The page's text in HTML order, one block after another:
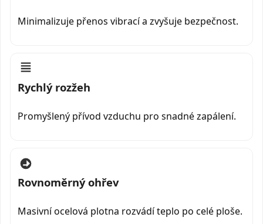
Minimalizuje přenos vibrací a zvyšuje bezpečnost.
Rychlý rozžeh
Promyšlený přívod vzduchu pro snadné zapálení.
Rovnoměrný ohřev
Masivní ocelová plotna rozvádí teplo po celé ploše.